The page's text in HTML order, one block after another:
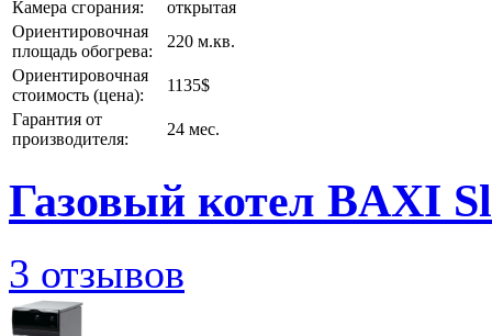
Камера сгорания:
открытая
Ориентировочная
площадь обогрева:
220 м.кв.
Ориентировочная
стоимость (цена):
1135$
Гарантия от
производителя:
24 мес.
Газовый котел BAXI
3 отзывов